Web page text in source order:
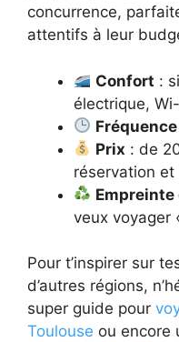
concurrence,
attentifs à leur
Confort :
électrique,
Fréquence
Prix : de
réservation et
Empreinte
veux voyager
Pour t’inspirer sur
d’autres régions,
super guide pour
Toulouse ou encore